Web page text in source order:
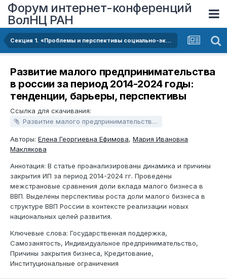
Форум интернет-конференций
ВолНЦ РАН
Секция 1. «Проблемы и перспективы социально-экономического развития территорий в условиях структурно-технологической трансформации российской экономики»
Развитие малого предпринимательства
в россии за период 2014-2024 годы:
тенденции, барьеры, перспективы
Ссылка для скачивания:
Развитие малого предпринимательства в россии за период 2014-2024 годы: тенденции, барьеры, перспективы.docx
Авторы: Елена Георгиевна Ефимова, Мария Ивановна
Маклякова
Аннотация: В статье проанализированы динамика и причины
закрытия ИП за период 2014-2024 гг. Проведены
межстрановые сравнения доли вклада малого бизнеса в
ВВП. Выделены перспективы роста доли малого бизнеса в
структуре ВВП России в контексте реализации новых
национальных целей развития.
Ключевые слова: Государственная поддержка,
Самозанятость, Индивидуальное предпринимательство,
Причины закрытия бизнеса, Кредитование,
Институциональные ограничения